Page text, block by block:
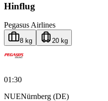
Hinflug
Pegasus Airlines
8 kg 20 kg
01:30
NUENürnberg (DE)